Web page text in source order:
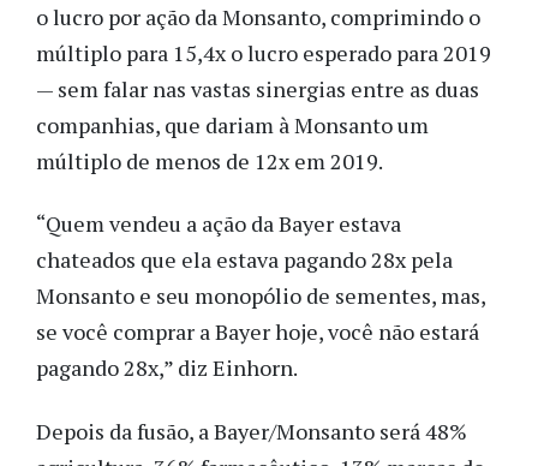
o lucro por ação da Monsanto, comprimindo o
múltiplo para 15,4x o lucro esperado para 2019
— sem falar nas vastas sinergias entre as duas
companhias, que dariam à Monsanto um
múltiplo de menos de 12x em 2019.
“Quem vendeu a ação da Bayer estava
chateados que ela estava pagando 28x pela
Monsanto e seu monopólio de sementes, mas,
se você comprar a Bayer hoje, você não estará
pagando 28x,” diz Einhorn.
Depois da fusão, a Bayer/Monsanto será 48%